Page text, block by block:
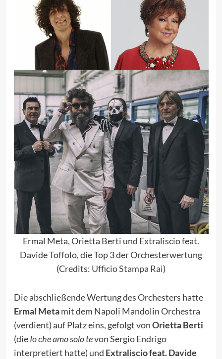
Ermal Meta, Orietta Berti und Extraliscio feat.
Davide Toffolo, die Top 3 der Orchesterwertung
(Credits: Ufficio Stampa Rai)
Die abschließende Wertung des Orchesters hatte
Ermal Metamit dem Napoli Mandolin Orchestra
(verdient) auf Platz eins, gefolgt vonOrietta Berti
(dieIo che amo solo tevon Sergio Endrigo
interpretiert hatte) und Extraliscio feat. Davide